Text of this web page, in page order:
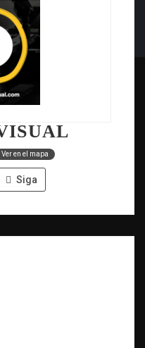
Ver en el mapa
Siga